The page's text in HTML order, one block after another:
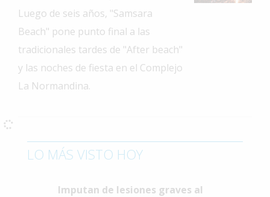
Interés
General
La
Ciudad
Deportes
Policiales
Luego de seis años, "Samsara
Beach" pone punto final a las
tradicionales tardes de "After beach"
y las noches de fiesta en el Complejo
La Normandina.
LO MÁS VISTO HOY
Imputan de lesiones graves al